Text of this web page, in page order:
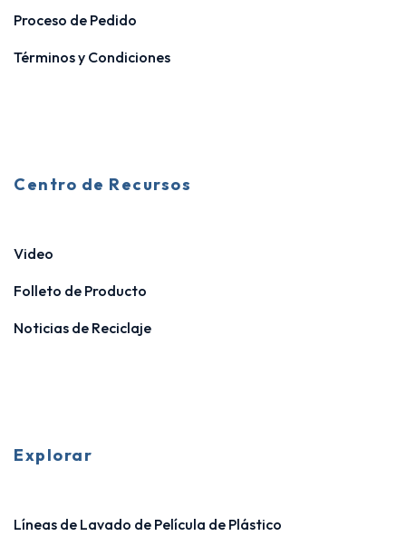
Proceso de Pedido
Términos y Condiciones
Centro de Recursos
Video
Folleto de Producto
Noticias de Reciclaje
Explorar
Líneas de Lavado de Película de Plástico